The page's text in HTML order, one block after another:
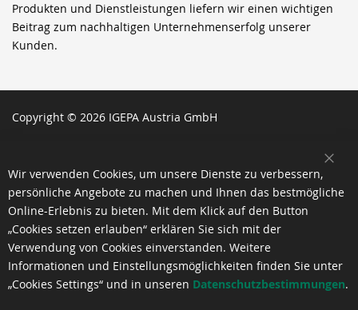
Produkten und Dienstleistungen liefern wir einen wichtigen
Beitrag zum nachhaltigen Unternehmenserfolg unserer
Kunden.
Copyright © 2026 IGEPA Austria GmbH
Wir verwenden Cookies, um unsere Dienste zu verbessern,
persönliche Angebote zu machen und Ihnen das bestmögliche
Online-Erlebnis zu bieten. Mit dem Klick auf den Button
„Cookies setzen erlauben“ erklären Sie sich mit der
Verwendung von Cookies einverstanden. Weitere
Informationen und Einstellungsmöglichkeiten finden Sie unter
„Cookies Settings“ und in unseren Datenschutzbestimmungen.